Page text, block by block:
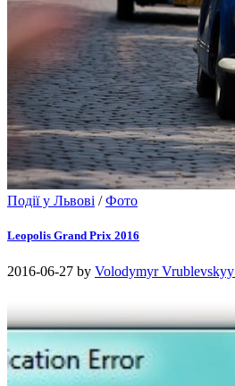
Події у Львові /Фото
Leopolis Grand Prix 2016
2016-06-27 by Volodymyr Vrublevskyy